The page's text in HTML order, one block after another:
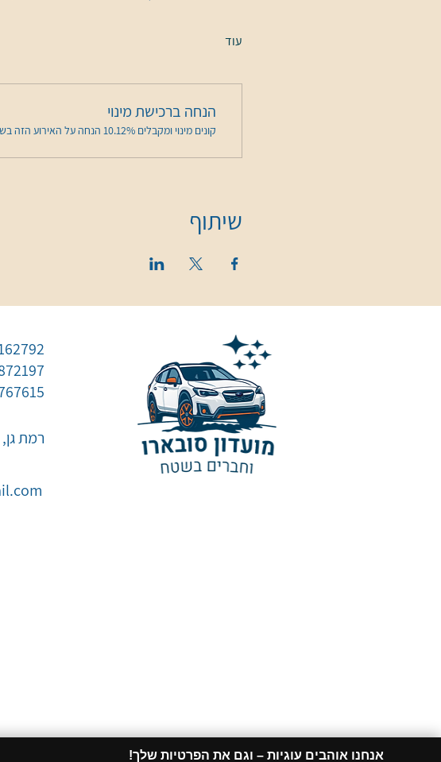
עוד
הנחה ברכישת מינוי
קונים מינוי ומקבלים 10.12% הנחה על האירוע הזה בשלב התשלום
שיתוף
050-
052-
03-
רמת
אנחנו אוהבים עוגיות – וגם את הפרטיות שלך!​